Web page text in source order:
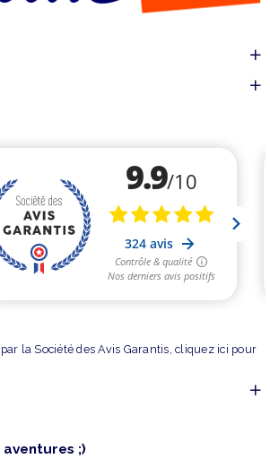
la Société des Avis Garantis, cliquez ici pour
;)